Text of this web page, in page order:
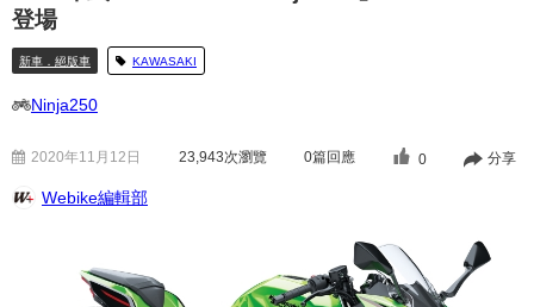
登場
新車．絕版車 KAWASAKI
Ninja250
2020年11月12日 23,943次瀏覽 0篇回應 0 分享
Webike編輯部